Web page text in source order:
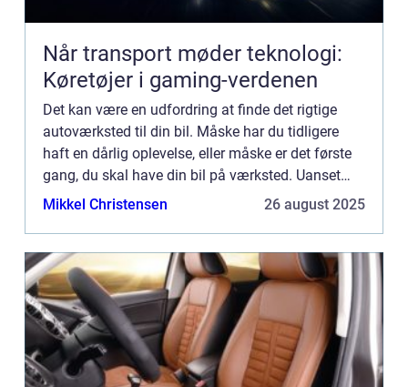
Når transport møder teknologi:
Køretøjer i gaming-verdenen
Det kan være en udfordring at finde det rigtige
autoværksted til din bil. Måske har du tidligere
haft en dårlig oplevelse, eller måske er det første
gang, du skal have din bil på værksted. Uanset
hvad ...
Mikkel Christensen 26 august 2025